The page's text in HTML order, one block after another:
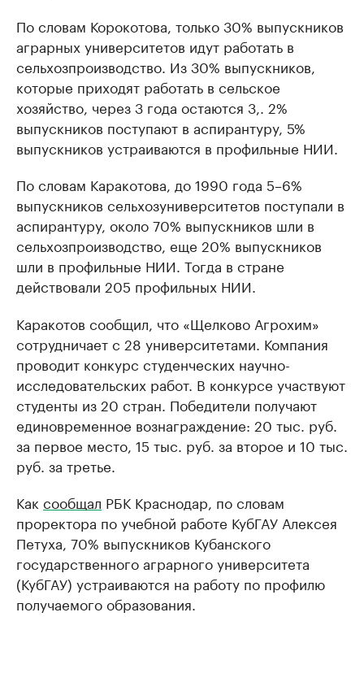
По словам Корокотова, только 30% выпускников
аграрных университетов идут работать в
сельхозпроизводство. Из 30% выпускников,
которые приходят работать в сельское
хозяйство, через 3 года остаются 3,. 2%
выпускников поступают в аспирантуру, 5%
выпускников устраиваются в профильные НИИ.
По словам Каракотова, до 1990 года 5–6%
выпускников сельхозуниверситетов поступали в
аспирантуру, около 70% выпускников шли в
сельхозпроизводство, еще 20% выпускников
шли в профильные НИИ. Тогда в стране
действовали 205 профильных НИИ.
Каракотов сообщил, что «Щелково Агрохим»
сотрудничает с 28 университетами. Компания
проводит конкурс студенческих научно-
исследовательских работ. В конкурсе участвуют
студенты из 20 стран. Победители получают
единовременное вознаграждение: 20 тыс. руб.
за первое место, 15 тыс. руб. за второе и 10 тыс.
руб. за третье.
Как сообщал РБК Краснодар, по словам
проректора по учебной работе КубГАУ Алексея
Петуха, 70% выпускников Кубанского
государственного аграрного университета
(КубГАУ) устраиваются на работу по профилю
получаемого образования.